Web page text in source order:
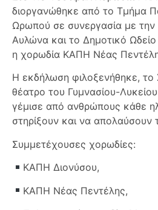
διοργανώθηκε από το Τμήμα
Ωρωπού σε συνεργασία με την
Αυλώνα και το Δημοτικό
η χορωδία ΚΑΠΗ Νέας
Η εκδήλωση φιλοξενήθηκε, το
θέατρο του Γυμνασίου-
γέμισε από ανθρώπους κάθε
στηρίξουν και να απολαύσουν
Συμμετέχουσες χορωδίες:
ΚΑΠΗ Διονύσου,
ΚΑΠΗ Νέας Πεντέλης,